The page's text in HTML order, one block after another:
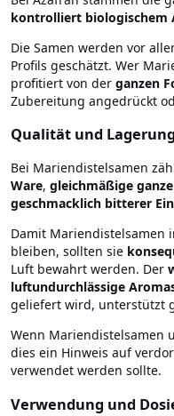
kontrolliert biologischem
Die Samen werden vor
Profils geschätzt. Wer
profitiert von der ganzen
Zubereitung angedrückt
Qualität und Lagerung
Bei Mariendistelsamen
Ware, gleichmäßige
geschmacklich bitterer
Damit Mariendistelsamen
bleiben, sollten sie
Luft bewahrt werden. Der
luftundurchlässige
geliefert wird, unterstützt
Wenn Mariendistelsamen
dies ein Hinweis auf
verwendet werden sollte.
Verwendung und